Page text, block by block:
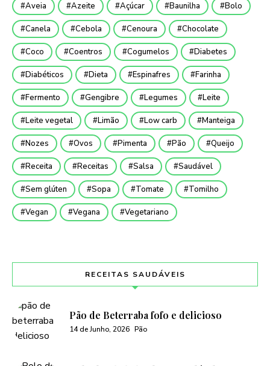
Aveia Azeite Açúcar Baunilha Bolo
Canela Cebola Cenoura Chocolate
Coco Coentros Cogumelos Diabetes
Diabéticos Dieta Espinafres Farinha
Fermento Gengibre Legumes Leite
Leite vegetal Limão Low carb Manteiga
Nozes Ovos Pimenta Pão Queijo
Receita Receitas Salsa Saudável
Sem glúten Sopa Tomate Tomilho
Vegan Vegana Vegetariano
RECEITAS SAUDÁVEIS
Pão de Beterraba fofo e delicioso
14 de Junho, 2026 Pão